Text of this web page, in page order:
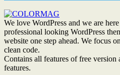
We love WordPress and we are
professional looking WordPress
website one step ahead. We focus
clean code.
Contains all features of free
features.